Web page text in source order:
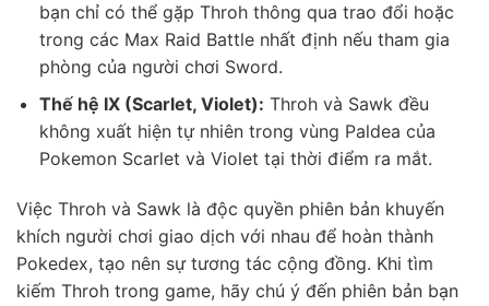
bạn chỉ có thể gặp Throh thông qua trao đổi hoặc
trong các Max Raid Battle nhất định nếu tham gia
phòng của người chơi Sword.
Thế hệ IX (Scarlet, Violet): Throh và Sawk đều
không xuất hiện tự nhiên trong vùng Paldea của
Pokemon Scarlet và Violet tại thời điểm ra mắt.
Việc Throh và Sawk là độc quyền phiên bản khuyến
khích người chơi giao dịch với nhau để hoàn thành
Pokedex, tạo nên sự tương tác cộng đồng. Khi tìm
kiếm Throh trong game, hãy chú ý đến phiên bản bạn